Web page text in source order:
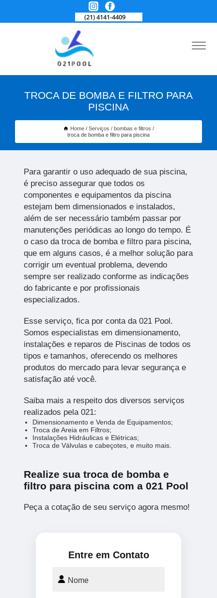
(21) 4141-4409
TROCA DE BOMBA E FILTRO PARA
PISCINA
Home Serviços
bombas e filtros
troca de bomba e filtro para piscina
Para garantir o uso adequado de sua piscina,
é preciso assegurar que todos os
componentes e equipamentos da piscina
estejam bem dimensionados e instalados,
além de ser necessário também passar por
manutenções periódicas ao longo do tempo. É
o caso da troca de bomba e filtro para piscina,
que em alguns casos, é a melhor solução para
corrigir um eventual problema, devendo
sempre ser realizado conforme as indicações
do fabricante e por profissionais
especializados.
Esse serviço, fica por conta da 021 Pool.
Somos especialistas em dimensionamento,
instalações e reparos de Piscinas de todos os
tipos e tamanhos, oferecendo os melhores
produtos do mercado para levar segurança e
satisfação até você.
Saiba mais a respeito dos diversos serviços
realizados pela 021:
Dimensionamento e Venda de Equipamentos;
Troca de Areia em Filtros;
Instalações Hidráulicas e Elétricas;
Troca de Válvulas e cabeçotes, e muito mais.
Realize sua troca de bomba e
filtro para piscina com a 021 Pool
Peça a cotação de seu serviço agora mesmo!
Entre em Contato